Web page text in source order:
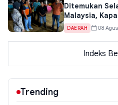
Ditemukan
Malaysia,
Perairan
DAERAH 08
Indeks
Trending